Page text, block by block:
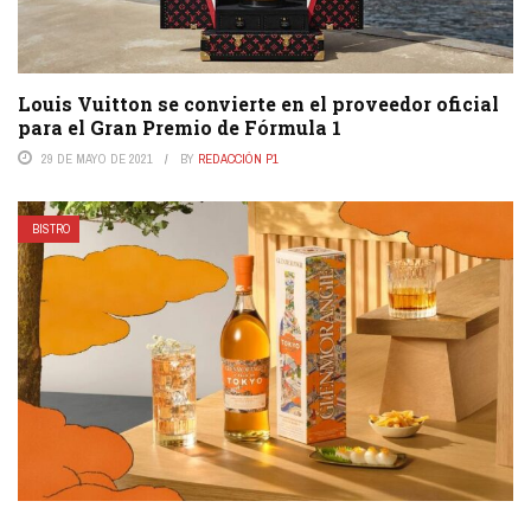
Louis Vuitton se convierte en el proveedor oficial
para el Gran Premio de Fórmula 1
29 DE MAYO DE 2021 BY REDACCIÓN P1
BISTRO